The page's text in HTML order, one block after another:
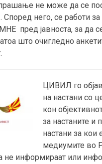
не може да се
Според него, се работи за
пред јавноста, за да
што очигледно
ЦИВИЛ го
на настани со
кон
за настаните и
настани за кои
медиумите во
не информираат или